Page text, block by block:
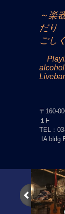
～楽
だり
ごし
Livebar
〒160-
１F
TEL：
IA